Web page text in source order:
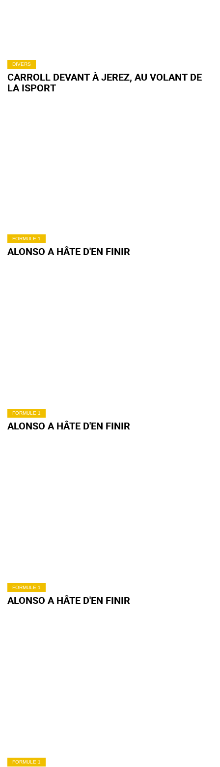
DIVERS
CARROLL DEVANT À JEREZ, AU VOLANT DE
LA ISPORT
FORMULE 1
ALONSO A HÂTE D'EN FINIR
FORMULE 1
ALONSO A HÂTE D'EN FINIR
FORMULE 1
ALONSO A HÂTE D'EN FINIR
FORMULE 1